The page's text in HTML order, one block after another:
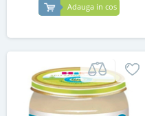
Adauga in cos